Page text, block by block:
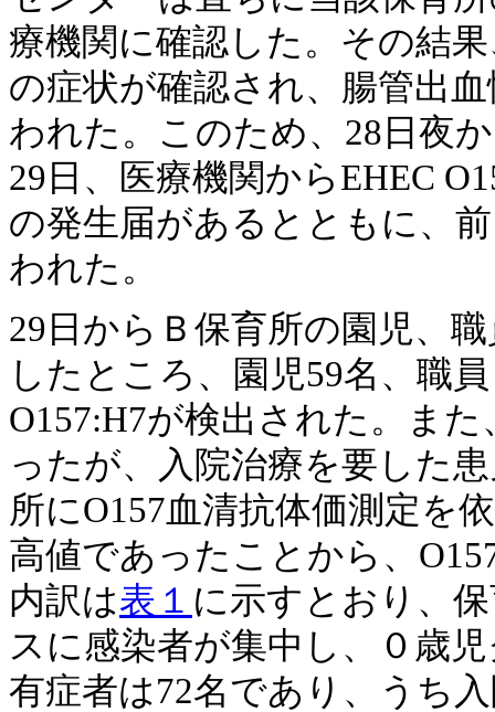
療機関に確認した。その結
の症状が確認され、腸管出
われた。このため、28日夜
29日、医療機関からEHEC
の発生届があるとともに、
われた。
29日からＢ保育所の園児、
したところ、園児59名、職
O157:H7が検出された。ま
ったが、入院治療を要した
所にO157血清抗体価測定を
高値であったことから、
内訳は表１ に示すとおり、
スに感染者が集中し、０歳
有症者は72名であり、うち